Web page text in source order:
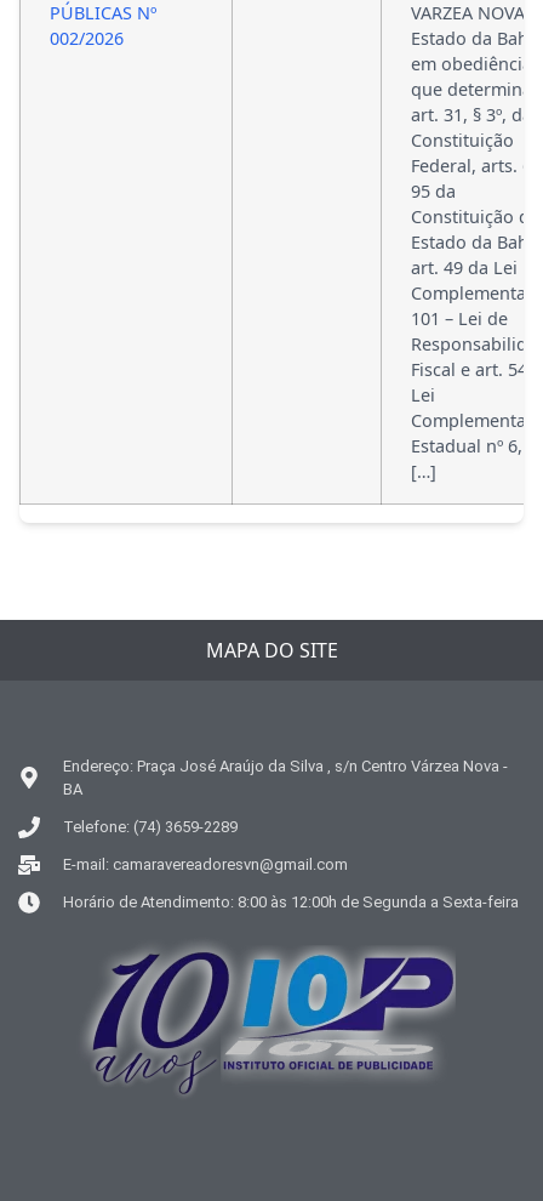
PÚBLICAS Nº
002/2026
VARZEA NOVA,
Estado da
em obediência
que determina
art. 31, § 3º, da
Constituição
Federal, arts.
95 da
Constituição do
Estado da
art. 49 da Lei
Complementar
101 – Lei de
Fiscal e art. 54
Lei
Complementar
Estadual nº 6,
[…]
MAPA DO SITE
Endereço: Praça José Araújo da Silva , s/n Centro Várzea Nova -
BA
Telefone: (74) 3659-2289
E-mail: camaravereadoresvn@gmail.com
Horário de Atendimento: 8:00 às 12:00h de Segunda a Sexta-feira